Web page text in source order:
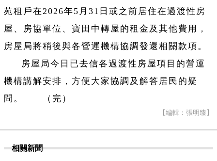
苑租戶在2026年5月31日或之前居住在過渡性房
屋、房協單位、寶田中轉屋的租金及其他費用，
房屋局將稍後與各營運機構協調發還相關款項。
房屋局今日已去信各過渡性房屋項目的營運
機構講解安排，方便大家協調及解答居民的疑
問。 （完）
【編輯：張明臻】
相關新聞